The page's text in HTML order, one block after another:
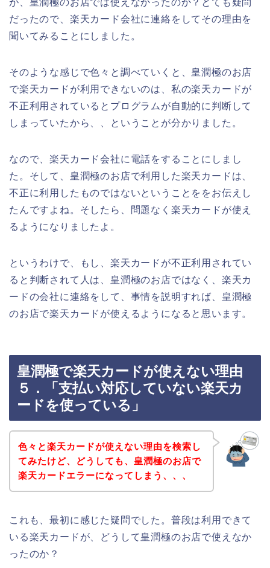
だったので、楽天カード会社に連絡をしてその理由を
聞いてみることにしました。
そのような感じで色々と調べていくと、皇潤極のお店
で楽天カードが利用できないのは、私の楽天カードが
不正利用されているとプログラムが自動的に判断して
しまっていたから、、ということが分かりました。
なので、楽天カード会社に電話をすることにしまし
た。そして、皇潤極のお店で利用した楽天カードは、
不正に利用したものではないということををお伝えし
たんですよね。そしたら、問題なく楽天カードが使え
るようになりましたよ。
というわけで、もし、楽天カードが不正利用されてい
ると判断されて人は、皇潤極のお店ではなく、楽天カ
ードの会社に連絡をして、事情を説明すれば、皇潤極
のお店で楽天カードが使えるようになると思います。
皇潤極で楽天カードが使えない理由
５．「支払い対応していない楽天カ
ードを使っている」
色々と楽天カードが使えない理由を検索し
てみたけど、どうしても、皇潤極のお店で
楽天カードエラーになってしまう、、、
これも、最初に感じた疑問でした。普段は利用できて
いる楽天カードが、どうして皇潤極のお店で使えなか
ったのか？